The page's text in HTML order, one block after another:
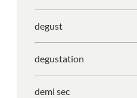
degust
degustation
demi sec